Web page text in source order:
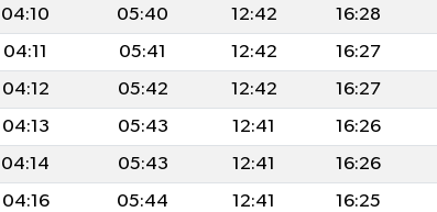
04:10 05:40 12:42 16:28
04:11 05:41 12:42 16:27
04:12 05:42 12:42 16:27
04:13 05:43 12:41 16:26
04:14 05:43 12:41 16:26
04:16 05:44 12:41 16:25